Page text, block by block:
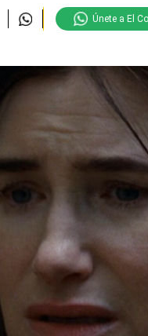
Únete a El